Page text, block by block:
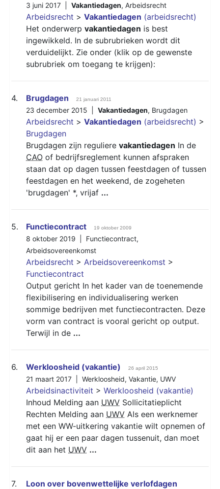
3 juni 2017 | Vakantiedagen, Arbeidsrecht
Arbeidsrecht > Vakantiedagen (arbeidsrecht)
Het onderwerp vakantiedagen is best
ingewikkeld. In de subrubrieken wordt dit
verduidelijkt. Zie onder (klik op de gewenste
subrubriek om toegang te krijgen):
4. Brugdagen 21 januari 2011
23 december 2015 | Vakantiedagen, Brugdagen
Arbeidsrecht > Vakantiedagen (arbeidsrecht) >
Brugdagen
Brugdagen zijn reguliere vakantiedagen In de
CAO of bedrijfsreglement kunnen afspraken
staan dat op dagen tussen feestdagen of tussen
feestdagen en het weekend, de zogeheten
'brugdagen' *, vrijaf ...
5. Functiecontract 19 oktober 2009
8 oktober 2019 | Functiecontract,
Arbeidsovereenkomst
Arbeidsrecht > Arbeidsovereenkomst >
Functiecontract
Output gericht In het kader van de toenemende
flexibilisering en individualisering werken
sommige bedrijven met functiecontracten. Deze
vorm van contract is vooral gericht op output.
Terwijl in de ...
6. Werkloosheid (vakantie) 26 april 2015
21 maart 2017 | Werkloosheid, Vakantie, UWV
Arbeidsinactiviteit > Werkloosheid (vakantie)
Inhoud Melding aan UWV Sollicitatieplicht
Rechten Melding aan UWV Als een werknemer
met een WW-uitkering vakantie wilt opnemen of
gaat hij er een paar dagen tussenuit, dan moet
dit aan het UWV ...
7. Loon over bovenwettelijke verlofdagen